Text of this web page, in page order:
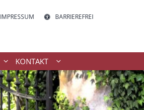
IMPRESSUM BARRIEREFREI
KONTAKT